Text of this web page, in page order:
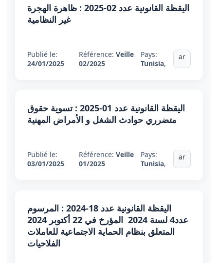
اليقظة القانونية عدد 02-2025 : ظاهرة الهجرة
غير النظامية
Publié le:
24/01/2025
Référence: Veille
02/2025
Pays:
Tunisia,
ar
اليقظة القانونية عدد 01-2025 : تسوية حقوق
متضرري حوادث الشغل و الأمراض المهنية
Publié le:
03/01/2025
Référence: Veille
01/2025
Pays:
Tunisia,
ar
اليقظة القانونية عدد 18-2024 : المرسوم
عدد4 لسنة 2024 المؤرخ في 22 أكتوبر 2024
المتعلق بنظام الحماية الاجتماعية للعاملات
الفلاحيات